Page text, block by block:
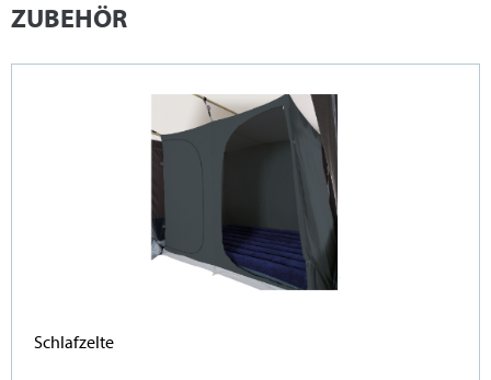
ZUBEHÖR
Schlafzelte